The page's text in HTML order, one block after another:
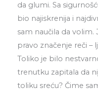
da glumi. Sa
bio najiskrenija i
sam naučila da
pravo značenje reči –
Toliko je bilo
trenutku zapitala da
toliku sreću? Čime